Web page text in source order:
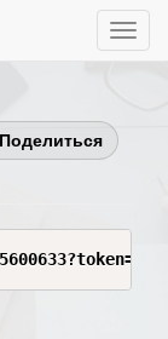
Toggle
Поделиться